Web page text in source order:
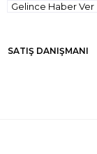
Gelince Haber Ver
SATIŞ DANIŞMANI